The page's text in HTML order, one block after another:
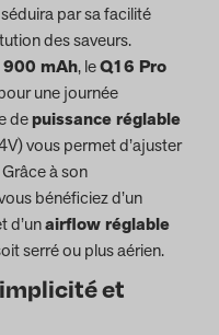
par sa facilité
des saveurs.
mAh, leQ16 Pro
une journée
depuissance réglable
vous permet d’ajuster
à son
bénéficiez d’un
d’unairflow réglable
serré ou plus aérien.
et